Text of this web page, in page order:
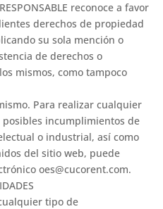
reconoce a favor
derechos de propiedad
su sola mención o
de derechos o
mismos, como tampoco
Para realizar cualquier
incumplimientos de
o industrial, así como
del sitio web, puede
oes@cucorent.com.
tipo de